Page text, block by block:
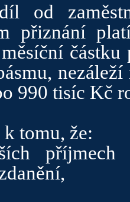
od
přiznání
částku
990 tisíc Kč
tomu, že:
příjmech